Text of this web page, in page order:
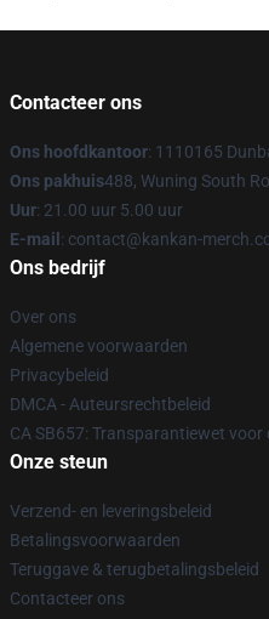
Contacteer ons
Ons hoofdkantoor: 1110165
Ons pakhuis488, Wuning South
Uur: 21.00 uur 5.00 uur
E-mail : contact@kankan-
Ons bedrijf
Over ons
Algemene voorwaarden
Privacybeleid
DMCA - Auteursrechtbeleid
CA SB657: Transparantiewet voor
Onze steun
Verzend- en leveringsbeleid
Betalingsvoorwaarden
Teruggave & terugbetalingsbeleid
Contacteer ons